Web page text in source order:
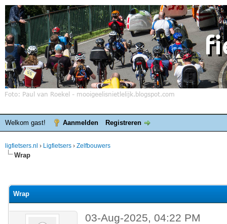
Welkom gast! Aanmelden Registreren
ligfietsers.nl › Ligfietsers › Zelfbouwers
Wrap
Wrap
03-Aug-2025, 04:22 PM